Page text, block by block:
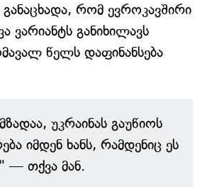
რომ ევროკავშირი
ვარიანტს განიხილავს
წელს დაფინანსება
უკრაინას გაუწიოს
იმდენ ხანს, რამდენიც ეს
— თქვა მან.